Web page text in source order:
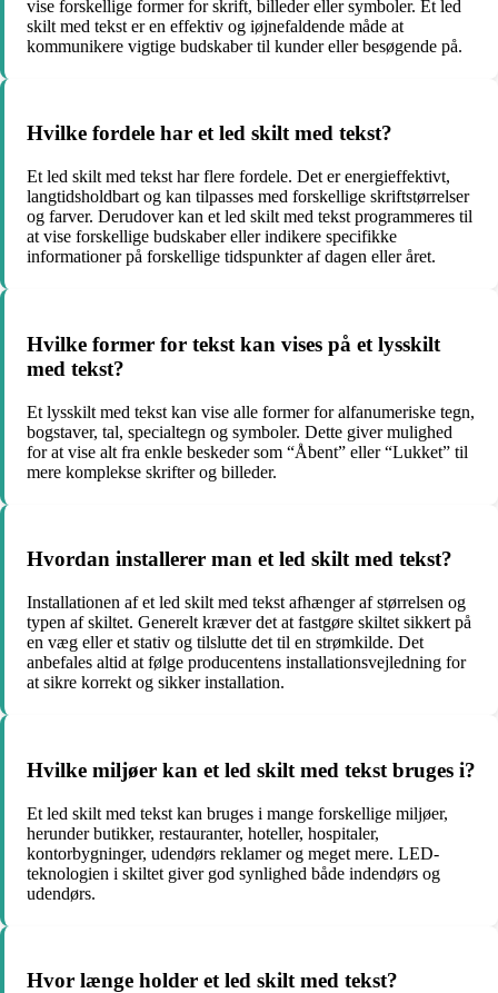
vise forskellige former for skrift, billeder eller symboler. Et led
skilt med tekst er en effektiv og iøjnefaldende måde at
kommunikere vigtige budskaber til kunder eller besøgende på.
Hvilke fordele har et led skilt med tekst?
Et led skilt med tekst har flere fordele. Det er energieffektivt,
langtidsholdbart og kan tilpasses med forskellige skriftstørrelser
og farver. Derudover kan et led skilt med tekst programmeres til
at vise forskellige budskaber eller indikere specifikke
informationer på forskellige tidspunkter af dagen eller året.
Hvilke former for tekst kan vises på et lysskilt
med tekst?
Et lysskilt med tekst kan vise alle former for alfanumeriske tegn,
bogstaver, tal, specialtegn og symboler. Dette giver mulighed
for at vise alt fra enkle beskeder som “Åbent” eller “Lukket” til
mere komplekse skrifter og billeder.
Hvordan installerer man et led skilt med tekst?
Installationen af et led skilt med tekst afhænger af størrelsen og
typen af skiltet. Generelt kræver det at fastgøre skiltet sikkert på
en væg eller et stativ og tilslutte det til en strømkilde. Det
anbefales altid at følge producentens installationsvejledning for
at sikre korrekt og sikker installation.
Hvilke miljøer kan et led skilt med tekst bruges i?
Et led skilt med tekst kan bruges i mange forskellige miljøer,
herunder butikker, restauranter, hoteller, hospitaler,
kontorbygninger, udendørs reklamer og meget mere. LED-
teknologien i skiltet giver god synlighed både indendørs og
udendørs.
Hvor længe holder et led skilt med tekst?